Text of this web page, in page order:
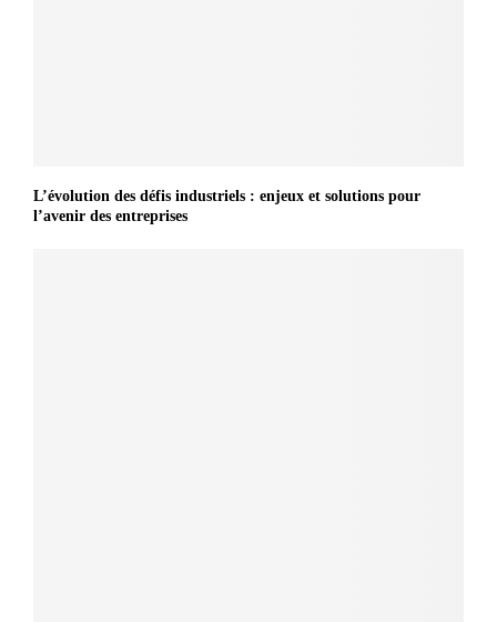
L’évolution des défis industriels : enjeux et solutions pour
l’avenir des entreprises